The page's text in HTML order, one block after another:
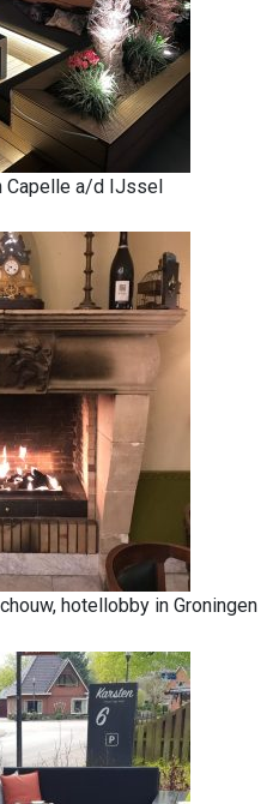
Capelle a/d IJssel
hotellobby in Groningen